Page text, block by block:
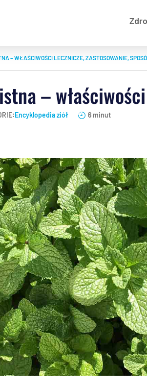
– WŁAŚCIWOŚCI LECZNICZE, ZASTOSOWANIE,
–
Encyklopedia ziół 6 minut